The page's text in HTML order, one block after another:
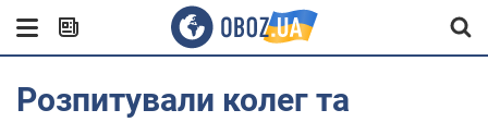
Розпитували колег та